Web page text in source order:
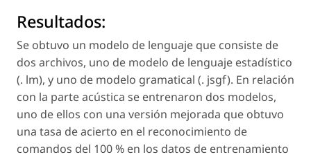
Resultados:
Se obtuvo un modelo de lenguaje que consiste de
dos archivos, uno de modelo de lenguaje estadístico
(. lm), y uno de modelo gramatical (. jsgf). En relación
con la parte acústica se entrenaron dos modelos,
uno de ellos con una versión mejorada que obtuvo
una tasa de acierto en el reconocimiento de
comandos del 100 % en los datos de entrenamiento